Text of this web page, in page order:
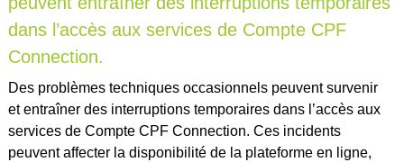
dans l’accès aux services de Compte CPF
Connection.
Des problèmes techniques occasionnels peuvent survenir
et entraîner des interruptions temporaires dans l’accès aux
services de Compte CPF Connection. Ces incidents
peuvent affecter la disponibilité de la plateforme en ligne,